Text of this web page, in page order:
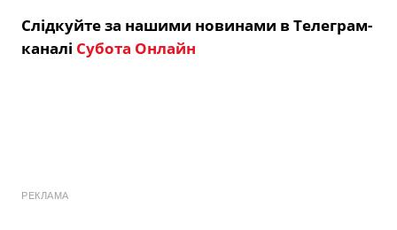
Слідкуйте за нашими новинами в Телеграм-
каналі Субота Онлайн
РЕКЛАМА